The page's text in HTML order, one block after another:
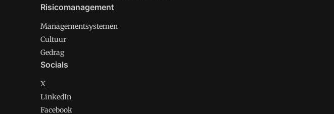
Risicomanagement
Managementsystemen
Cultuur
Gedrag
Socials
X
LinkedIn
Facebook